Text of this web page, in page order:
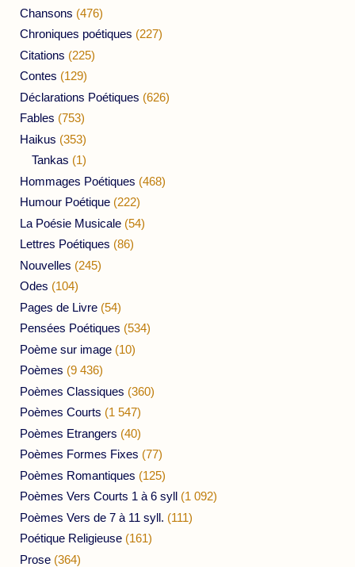
Chansons (476)
Chroniques poétiques (227)
Citations (225)
Contes (129)
Déclarations Poétiques (626)
Fables (753)
Haikus (353)
Tankas (1)
Hommages Poétiques (468)
Humour Poétique (222)
La Poésie Musicale (54)
Lettres Poétiques (86)
Nouvelles (245)
Odes (104)
Pages de Livre (54)
Pensées Poétiques (534)
Poème sur image (10)
Poèmes (9 436)
Poèmes Classiques (360)
Poèmes Courts (1 547)
Poèmes Etrangers (40)
Poèmes Formes Fixes (77)
Poèmes Romantiques (125)
Poèmes Vers Courts 1 à 6 syll (1 092)
Poèmes Vers de 7 à 11 syll. (111)
Poétique Religieuse (161)
Prose (364)